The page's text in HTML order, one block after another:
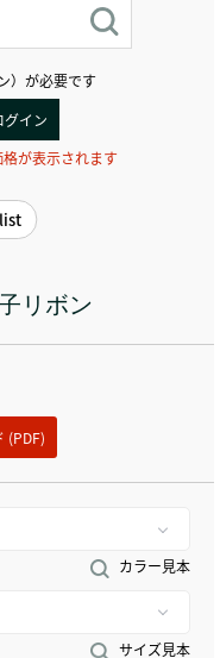
）が必要です
グイン
が表示されます
リボン
(PDF)
カラー見本
サイズ見本